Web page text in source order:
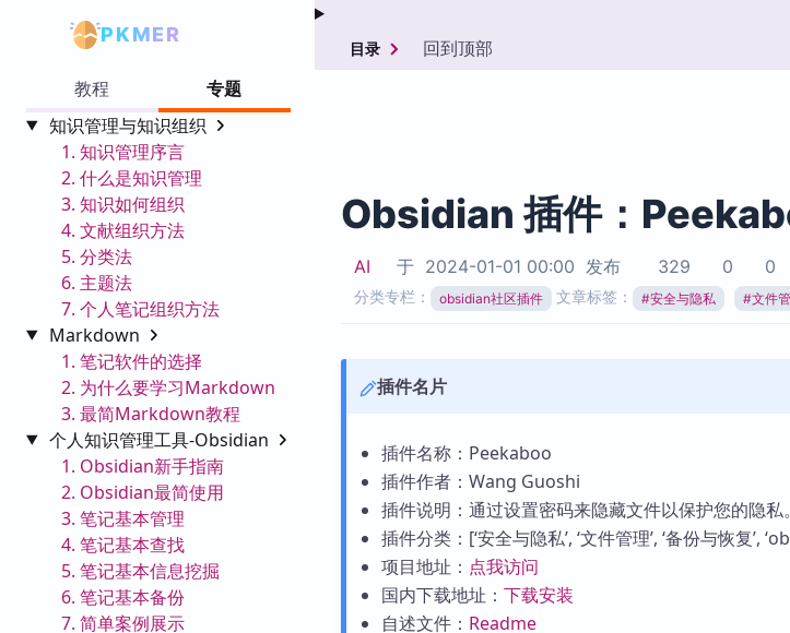
PKMER
载
加速访问
市场
教程
专题
知识管理与知识组织
1. 知识管理序言
2. 什么是知识管理
3. 知识如何组织
4. 文献组织方法
5. 分类法
6. 主题法
7. 个人笔记组织方法
Markdown
1. 笔记软件的选择
2. 为什么要学习Markdown
3. 最简Markdown教程
个人知识管理工具-Obsidian
1. Obsidian新手指南
2. Obsidian最简使用
3. 笔记基本管理
4. 笔记基本查找
5. 笔记基本信息挖掘
6. 笔记基本备份
7. 简单案例展示
目录 回到顶部
Obsidian 插件：
AI 于 2024-01-01 00:00 发布 329 0 0
分类专栏： obsidian社区插件 文章标签： #安全与隐私 #文件
插件名片
插件名称：Peekaboo
插件作者：Wang Guoshi
插件说明：通过设置密码来隐藏文件以保护您的隐私。
插件分类：[‘安全与隐私’, ‘文件管理’, ‘备份与恢复’,
项目地址： 点我访问
国内下载地址： 下载安装
自述文件： Readme